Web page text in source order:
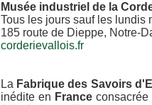
Musée industriel de la
Tous les jours sauf les lundis
185 route de Dieppe, Notre-
corderievallois.fr
La Fabrique des Savoirs
inédite en France